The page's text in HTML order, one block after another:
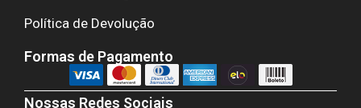
Política de Devolução
Formas de Pagamento
Nossas Redes Sociais